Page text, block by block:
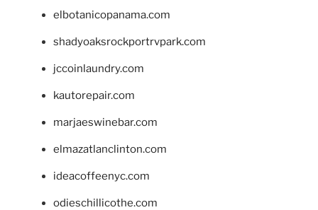
elbotanicopanama.com
shadyoaksrockportrvpark.com
jccoinlaundry.com
kautorepair.com
marjaeswinebar.com
elmazatlanclinton.com
ideacoffeenyc.com
odieschillicothe.com